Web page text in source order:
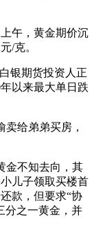
午，黄金期价沉
/克。
银期货投资人正
以来最大单日跌
给弟弟买房，
不知去向，其
儿子领取买楼首
款，但要求“协
分之一黄金，并